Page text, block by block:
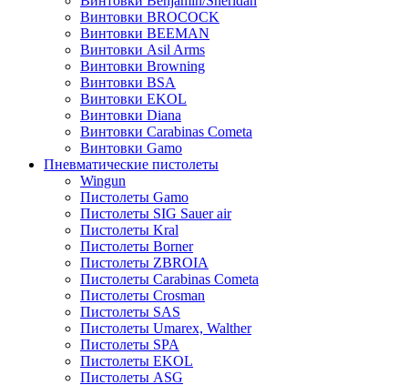
Винтовки BROCOCK
Винтовки BEEMAN
Винтовки Asil Arms
Винтовки Browning
Винтовки BSA
Винтовки EKOL
Винтовки Diana
Винтовки Carabinas Cometa
Винтовки Gamo
Пневматические пистолеты
Wingun
Пистолеты Gamo
Пистолеты SIG Sauer air
Пистолеты Kral
Пистолеты Borner
Пистолеты ZBROIA
Пистолеты Carabinas Cometa
Пистолеты Crosman
Пистолеты SAS
Пистолеты Umarex, Walther
Пистолеты SPA
Пистолеты EKOL
Пистолеты ASG